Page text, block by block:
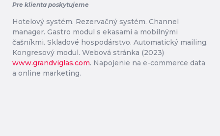
Pre klienta poskytujeme
Hotelový systém. Rezervačný systém. Channel
manager. Gastro modul s ekasami a mobilnými
čašníkmi. Skladové hospodárstvo. Automatický mailing.
Kongresový modul. Webová stránka (2023)
www.grandviglas.com. Napojenie na e-commerce data
a online marketing.